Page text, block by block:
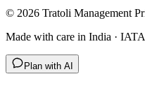
© 2026 Tratoli Management
Made with care in India ·
Plan with AI